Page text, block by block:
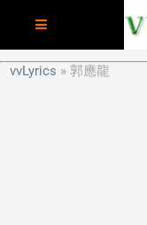
vvLyrics
郭應龍